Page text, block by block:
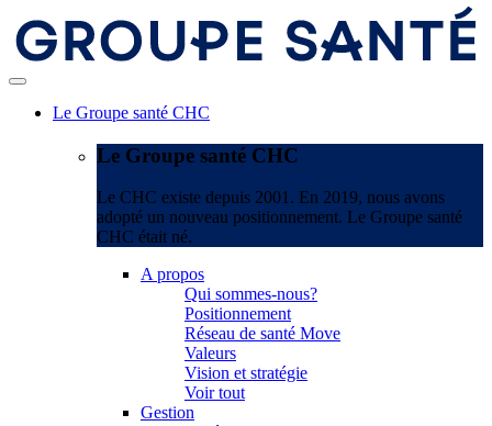
Le Groupe santé CHC
Le Groupe santé CHC
Le CHC existe depuis 2001. En 2019, nous avons
adopté un nouveau positionnement. Le Groupe santé
CHC était né.
A propos
Qui sommes-nous?
Positionnement
Réseau de santé Move
Valeurs
Vision et stratégie
Voir tout
Gestion